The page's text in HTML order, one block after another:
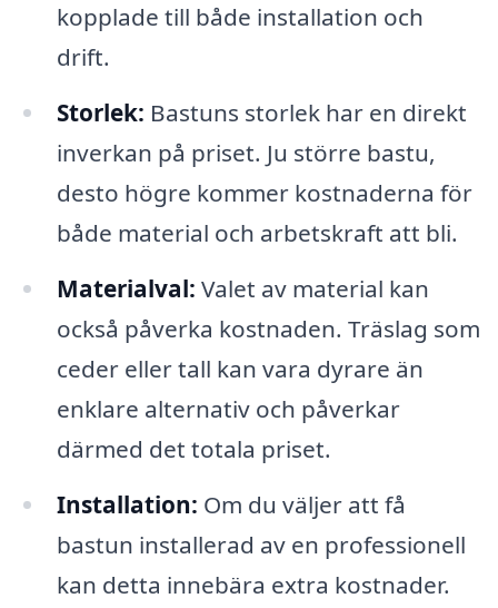
kopplade till både installation och
drift.
Storlek: Bastuns storlek har en direkt
inverkan på priset. Ju större bastu,
desto högre kommer kostnaderna för
både material och arbetskraft att bli.
Materialval: Valet av material kan
också påverka kostnaden. Träslag som
ceder eller tall kan vara dyrare än
enklare alternativ och påverkar
därmed det totala priset.
Installation: Om du väljer att få
bastun installerad av en professionell
kan detta innebära extra kostnader.